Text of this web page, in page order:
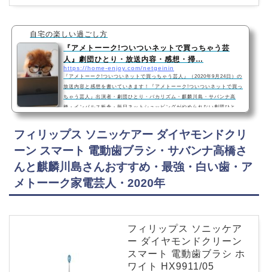
自宅の楽しい過ごし方
『アメトーーク!ついついネットで買っちゃう芸
人』劇団ひとり・放送内容・感想・掃…
https://home-enjoy.com/netgeinin
『アメトーーク!ついついネットで買っちゃう芸人』（2020年9月24日）の
放送内容と感想を書いていきます！『アメトーーク!ついついネットで買っ
ちゃう芸人』出演者・劇団ひとり・バカリズム・麒麟川島・サバンナ高
橋・インパルス板倉・毎日ネットショッピングがやめられない劇団ひと
り・バカリズム・麒麟川島・サバンナ高橋・インパルス板倉劇団ひとりさ
んおすすめ・能力アップ商品とは・『マッスルトレーナーオリジナル メン
ズ ブラック 片足1.4kg 』劇団ひとりさんがおすすめする能力アップ商品と
は……『マッスルトレーナーオリジナル …
フィリップス ソニッケアー ダイヤモンドクリ
ーン スマート 電動歯ブラシ・サバンナ高橋さ
んと麒麟川島さんおすすめ・最強・白い歯・ア
メトーーク家電芸人・2020年
フィリップス ソニッケア
ー ダイヤモンドクリーン
スマート 電動歯ブラシ ホ
ワイト HX9911/05